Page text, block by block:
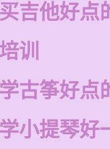
吉他好点
训
古筝好点
小提琴好